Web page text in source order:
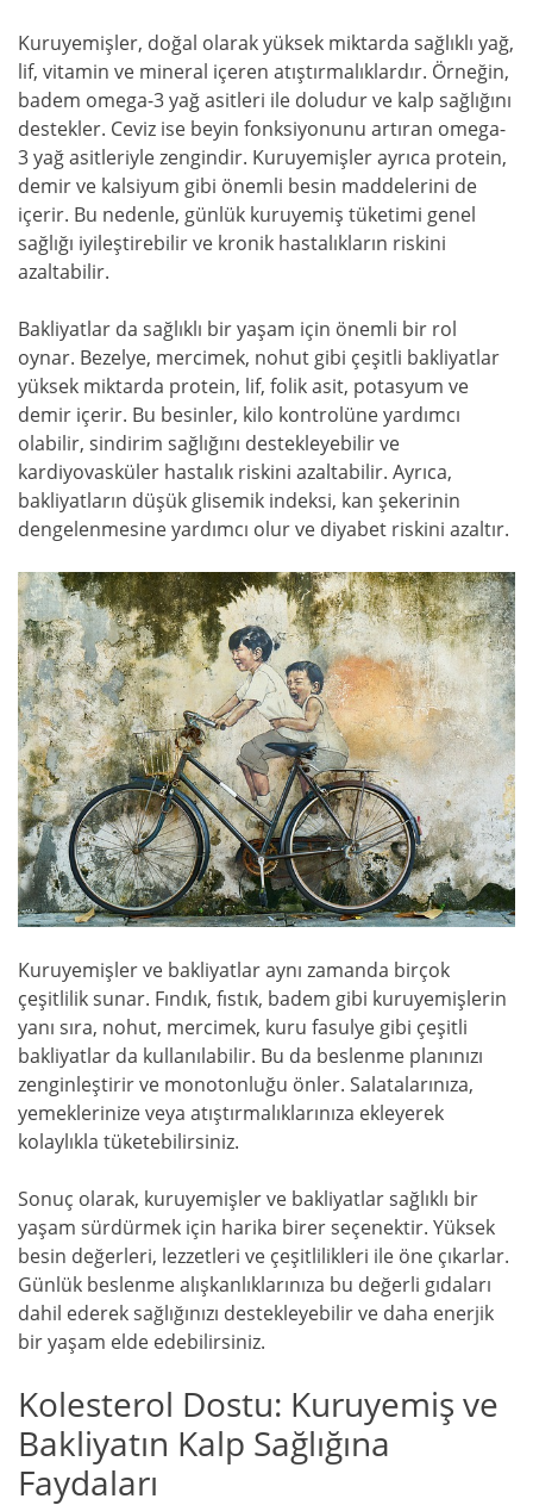
Kuruyemişler, doğal olarak yüksek miktarda sağlıklı yağ,
lif, vitamin ve mineral içeren atıştırmalıklardır. Örneğin,
badem omega-3 yağ asitleri ile doludur ve kalp sağlığını
destekler. Ceviz ise beyin fonksiyonunu artıran omega-
3 yağ asitleriyle zengindir. Kuruyemişler ayrıca protein,
demir ve kalsiyum gibi önemli besin maddelerini de
içerir. Bu nedenle, günlük kuruyemiş tüketimi genel
sağlığı iyileştirebilir ve kronik hastalıkların riskini
azaltabilir.
Bakliyatlar da sağlıklı bir yaşam için önemli bir rol
oynar. Bezelye, mercimek, nohut gibi çeşitli bakliyatlar
yüksek miktarda protein, lif, folik asit, potasyum ve
demir içerir. Bu besinler, kilo kontrolüne yardımcı
olabilir, sindirim sağlığını destekleyebilir ve
kardiyovasküler hastalık riskini azaltabilir. Ayrıca,
bakliyatların düşük glisemik indeksi, kan şekerinin
dengelenmesine yardımcı olur ve diyabet riskini azaltır.
Kuruyemişler ve bakliyatlar aynı zamanda birçok
çeşitlilik sunar. Fındık, fıstık, badem gibi kuruyemişlerin
yanı sıra, nohut, mercimek, kuru fasulye gibi çeşitli
bakliyatlar da kullanılabilir. Bu da beslenme planınızı
zenginleştirir ve monotonluğu önler. Salatalarınıza,
yemeklerinize veya atıştırmalıklarınıza ekleyerek
kolaylıkla tüketebilirsiniz.
Sonuç olarak, kuruyemişler ve bakliyatlar sağlıklı bir
yaşam sürdürmek için harika birer seçenektir. Yüksek
besin değerleri, lezzetleri ve çeşitlilikleri ile öne çıkarlar.
Günlük beslenme alışkanlıklarınıza bu değerli gıdaları
dahil ederek sağlığınızı destekleyebilir ve daha enerjik
bir yaşam elde edebilirsiniz.
Kolesterol Dostu: Kuruyemiş ve
Bakliyatın Kalp Sağlığına
Faydaları